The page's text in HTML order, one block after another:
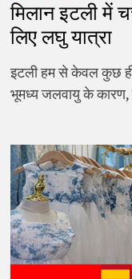
मिलान इटली में
लिए लघु यात्रा
इटली हम से केवल कुछ
भूमध्य जलवायु के